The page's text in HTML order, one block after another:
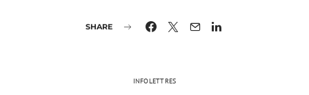
SHARE
INFOLETTRES